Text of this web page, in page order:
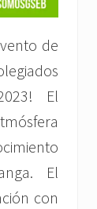
de
El
El
con